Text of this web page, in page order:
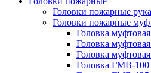
Головки пожарные
Головки пожарные
Головка
Головка
Головка
Головка ГМВ-100